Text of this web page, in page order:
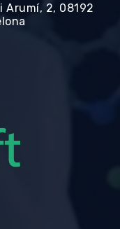
Arumí, 2, 08192